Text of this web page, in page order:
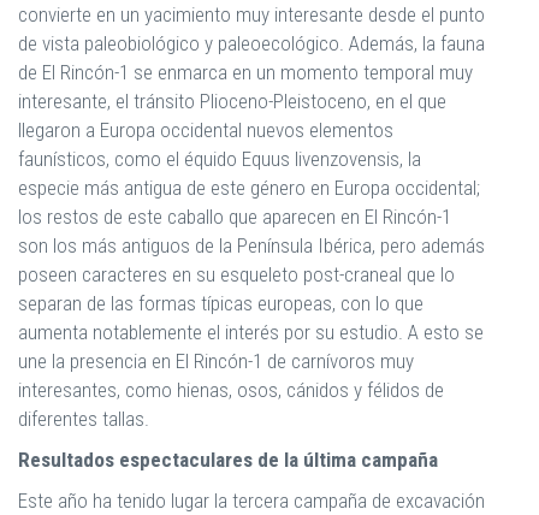
convierte en un yacimiento muy interesante desde el punto
de vista paleobiológico y paleoecológico. Además, la fauna
de El Rincón-1 se enmarca en un momento temporal muy
interesante, el tránsito Plioceno-Pleistoceno, en el que
llegaron a Europa occidental nuevos elementos
faunísticos, como el équido Equus livenzovensis, la
especie más antigua de este género en Europa occidental;
los restos de este caballo que aparecen en El Rincón-1
son los más antiguos de la Península Ibérica, pero además
poseen caracteres en su esqueleto post-craneal que lo
separan de las formas típicas europeas, con lo que
aumenta notablemente el interés por su estudio. A esto se
une la presencia en El Rincón-1 de carnívoros muy
interesantes, como hienas, osos, cánidos y félidos de
diferentes tallas.
Resultados espectaculares de la última campaña
Este año ha tenido lugar la tercera campaña de excavación